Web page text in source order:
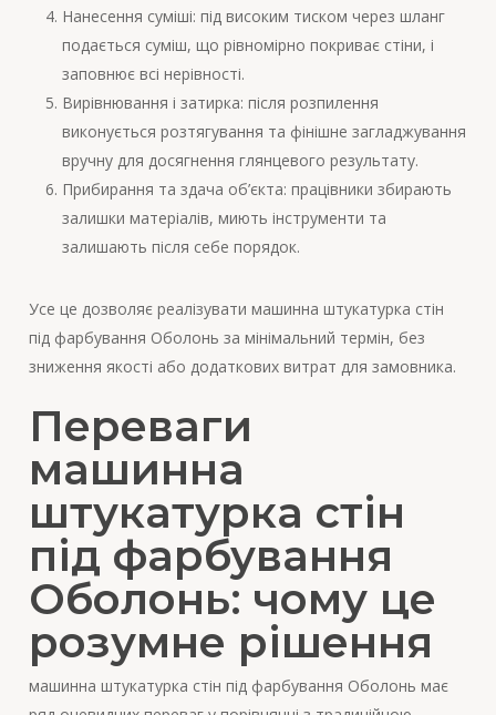
Нанесення суміші: під високим тиском через шланг
подається суміш, що рівномірно покриває стіни, і
заповнює всі нерівності.
Вирівнювання і затирка: після розпилення
виконується розтягування та фінішне загладжування
вручну для досягнення глянцевого результату.
Прибирання та здача об’єкта: працівники збирають
залишки матеріалів, миють інструменти та
залишають після себе порядок.
Усе це дозволяє реалізувати машинна штукатурка стін
під фарбування Оболонь за мінімальний термін, без
зниження якості або додаткових витрат для замовника.
Переваги
машинна
штукатурка стін
під фарбування
Оболонь: чому це
розумне рішення
машинна штукатурка стін під фарбування Оболонь має